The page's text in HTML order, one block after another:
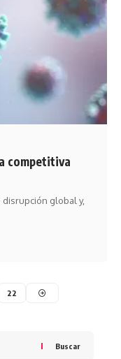
competitiva
disrupción global y,
22
Buscar